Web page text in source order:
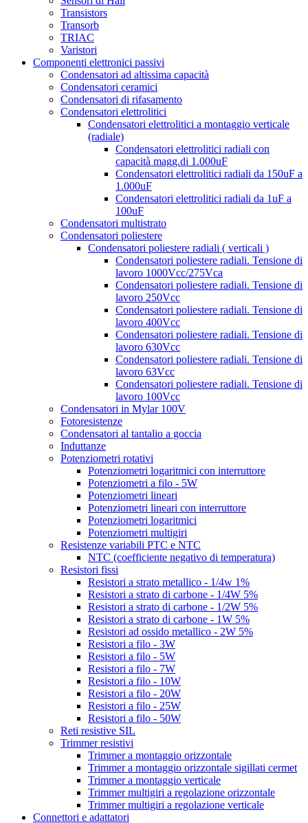
Transistors
Transorb
TRIAC
Varistori
Componenti elettronici passivi
Condensatori ad altissima capacità
Condensatori ceramici
Condensatori di rifasamento
Condensatori elettrolitici
Condensatori elettrolitici a montaggio verticale
(radiale)
Condensatori elettrolitici radiali con
capacità magg.di 1.000uF
Condensatori elettrolitici radiali da 150uF a
1.000uF
Condensatori elettrolitici radiali da 1uF a
100uF
Condensatori multistrato
Condensatori poliestere
Condensatori poliestere radiali ( verticali )
Condensatori poliestere radiali. Tensione di
lavoro 1000Vcc/275Vca
Condensatori poliestere radiali. Tensione di
lavoro 250Vcc
Condensatori poliestere radiali. Tensione di
lavoro 400Vcc
Condensatori poliestere radiali. Tensione di
lavoro 630Vcc
Condensatori poliestere radiali. Tensione di
lavoro 63Vcc
Condensatori poliestere radiali. Tensione di
lavoro 100Vcc
Condensatori in Mylar 100V
Fotoresistenze
Condensatori al tantalio a goccia
Induttanze
Potenziometri rotativi
Potenziometri logaritmici con interruttore
Potenziometri a filo - 5W
Potenziometri lineari
Potenziometri lineari con interruttore
Potenziometri logaritmici
Potenziometri multigiri
Resistenze variabili PTC e NTC
NTC (coefficiente negativo di temperatura)
Resistori fissi
Resistori a strato metallico - 1/4w 1%
Resistori a strato di carbone - 1/4W 5%
Resistori a strato di carbone - 1/2W 5%
Resistori a strato di carbone - 1W 5%
Resistori ad ossido metallico - 2W 5%
Resistori a filo - 3W
Resistori a filo - 5W
Resistori a filo - 7W
Resistori a filo - 10W
Resistori a filo - 20W
Resistori a filo - 25W
Resistori a filo - 50W
Reti resistive SIL
Trimmer resistivi
Trimmer a montaggio orizzontale
Trimmer a montaggio orizzontale sigillati cermet
Trimmer a montaggio verticale
Trimmer multigiri a regolazione orizzontale
Trimmer multigiri a regolazione verticale
Connettori e adattatori